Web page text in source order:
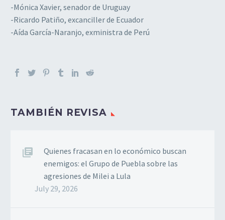
-Mónica Xavier, senador de Uruguay
-Ricardo Patiño, excanciller de Ecuador
-Aída García-Naranjo, exministra de Perú
TAMBIÉN REVISA
Quienes fracasan en lo económico buscan
enemigos: el Grupo de Puebla sobre las
agresiones de Milei a Lula
July 29, 2026